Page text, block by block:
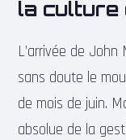
la culture
L’arrivée de
sans doute le
de mois de juin.
absolue de la